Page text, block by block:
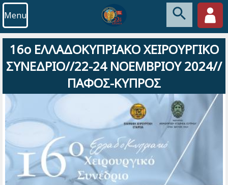
Menu
16o ΕΛΛΑΔΟΚΥΠΡΙΑΚΟ ΧΕΙΡΟΥΡΓΙΚΟ
ΣΥΝΕΔΡΙΟ//22-24 ΝΟΕΜΒΡΙΟΥ 2024//
ΠΑΦΟΣ-ΚΥΠΡΟΣ